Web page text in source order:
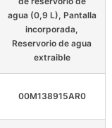
agua (0,9 L), Pantalla
incorporada,
Reservorio de agua
extraible
00M138915AR0